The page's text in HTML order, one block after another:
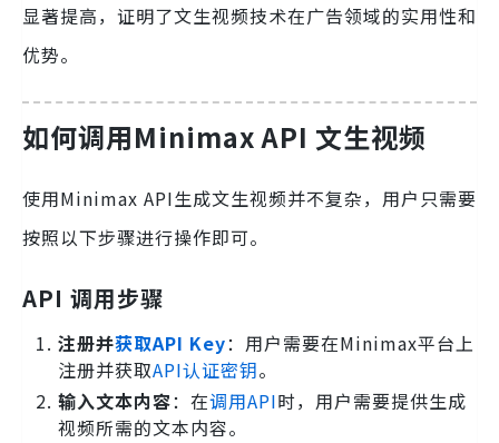
显著提高，证明了文生视频技术在广告领域的实用性和
优势。
如何调用Minimax API 文生视频
使用Minimax API生成文生视频并不复杂，用户只需要
按照以下步骤进行操作即可。
API 调用步骤
注册并获取API Key：用户需要在Minimax平台上
注册并获取API认证密钥。
输入文本内容：在调用API时，用户需要提供生成
视频所需的文本内容。